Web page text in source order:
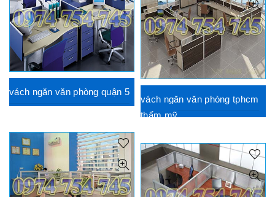
vách ngăn văn phòng quận 5
vách ngăn văn phòng tphcm
thẩm mỹ